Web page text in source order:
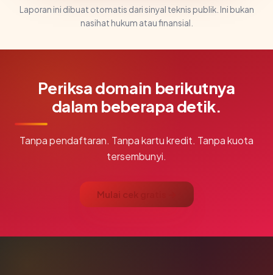
Laporan ini dibuat otomatis dari sinyal teknis publik. Ini bukan
nasihat hukum atau finansial.
Periksa domain berikutnya
dalam beberapa detik.
Tanpa pendaftaran. Tanpa kartu kredit. Tanpa kuota
tersembunyi.
Mulai cek gratis →